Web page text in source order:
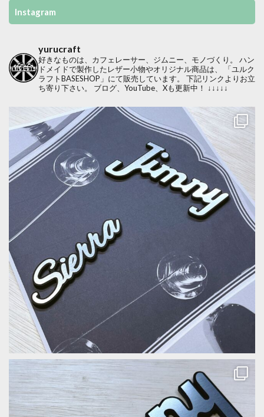
Instagram
yurucraft
好きなものは、カフェレーサー、ジムニー、モノづくり。
ハン
ドメイドで製作したレザー小物やオリジナル商品は、
「ユルク
ラフトBASESHOP」にて販売しています。
下記リンクよりお立
ち寄り下さい。
ブログ、YouTube、Xも更新中！ ↓↓↓↓↓